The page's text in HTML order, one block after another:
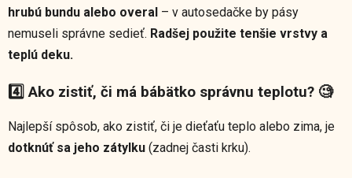
hrubú bundu alebo overal – v autosedačke by pásy
nemuseli správne sedieť. Radšej použite tenšie vrstvy a
teplú deku.
4️⃣ Ako zistiť, či má bábätko správnu teplotu? 🧐
Najlepší spôsob, ako zistiť, či je dieťaťu teplo alebo zima, je
dotknúť sa jeho zátylku (zadnej časti krku).